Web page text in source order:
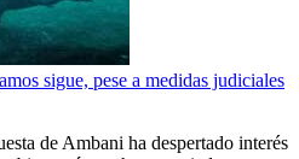
sigue, pese a medidas judiciales
de Ambani ha despertado interés